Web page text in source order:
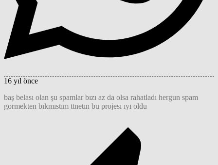
16 yıl önce
baş belası olan şu spamlar bızı az da olsa rahatladı hergun spam
gormekten bıkmıstım ttnetın bu projesı ıyı oldu